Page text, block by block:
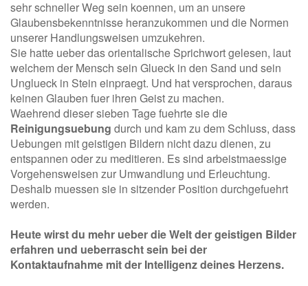
sehr schneller Weg sein koennen, um an unsere
Glaubensbekenntnisse heranzukommen und die Normen
unserer Handlungsweisen umzukehren.
Sie hatte ueber das orientalische Sprichwort gelesen, laut
welchem der Mensch sein Glueck in den Sand und sein
Unglueck in Stein einpraegt. Und hat versprochen, daraus
keinen Glauben fuer ihren Geist zu machen.
Waehrend dieser sieben Tage fuehrte sie die
Reinigungsuebung durch und kam zu dem Schluss, dass
Uebungen mit geistigen Bildern nicht dazu dienen, zu
entspannen oder zu meditieren. Es sind arbeistmaessige
Vorgehensweisen zur Umwandlung und Erleuchtung.
Deshalb muessen sie in sitzender Position durchgefuehrt
werden.
Heute wirst du mehr ueber die Welt der geistigen Bilder
erfahren und ueberrascht sein bei der
Kontaktaufnahme mit der Intelligenz deines Herzens.